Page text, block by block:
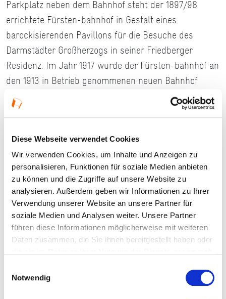
Diese Webseite verwendet Cookies
Wir verwenden Cookies, um Inhalte und Anzeigen zu
personalisieren, Funktionen für soziale Medien anbieten
zu können und die Zugriffe auf unsere Website zu
analysieren. Außerdem geben wir Informationen zu Ihrer
Verwendung unserer Website an unsere Partner für
soziale Medien und Analysen weiter. Unsere Partner
führen diese Informationen möglicherweise mit weiteren
Daten zusammen, die Sie ihnen bereitgestellt haben oder
Notwendig
Parkplatz neben dem Bahnhof steht der 1897/98
errichtete Fürsten-bahnhof in Gestalt eines
barockisierenden Pavillons für die Besuche des
Darmstädter Großherzogs in seiner Friedberger
Residenz. Im Jahr 1917 wurde der Fürsten-bahnhof an
den 1913 in Betrieb genommenen neuen Bahnhof
verlegt. Den alten Bahnhof riss man 1983 für den Bau
des City-Parkhauses ab. Den Hauptbahnhof der
20.000 Reisende, seit 1978 fährt die S-Bahnlinie 6
nach Fried-berg. Die 2009 begonnene Modernisierung
in deren Rahmen der Friedberger Bahnhof als „Tor zur
Wetterau“ ausgebaut werden soll, fand im November
2010 einen ersten Abschluss. 600.000 Euro wurden in
einen neuen Anstrich, neue Fenster und einen neuen
Fußboden investiert. Die installierte moderne
Heizungsanlage senkt den Energieverbrauch des
IC, RE, RB und S6 Bahnhof Friedberg